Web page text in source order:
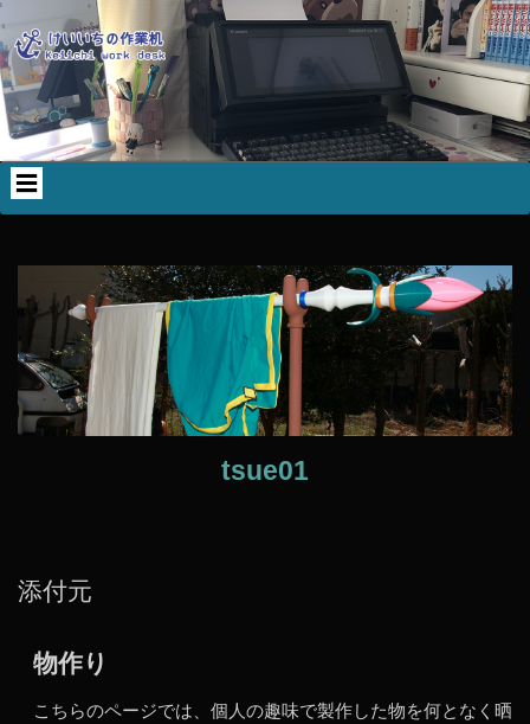
ン
ツ
ス
キ
tsue01
添付元
物作り
こちらのページでは、個人の趣味で製作した物を何となく晒